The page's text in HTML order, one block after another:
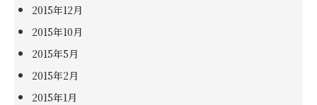
2015年12月
2015年10月
2015年5月
2015年2月
2015年1月